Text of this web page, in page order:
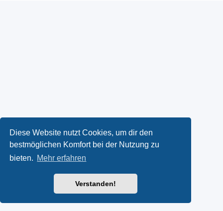
Diese Website nutzt Cookies, um dir den
bestmöglichen Komfort bei der Nutzung zu
bieten. Mehr erfahren
Verstanden!